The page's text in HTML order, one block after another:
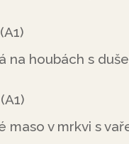
na houbách s
maso v mrkvi s